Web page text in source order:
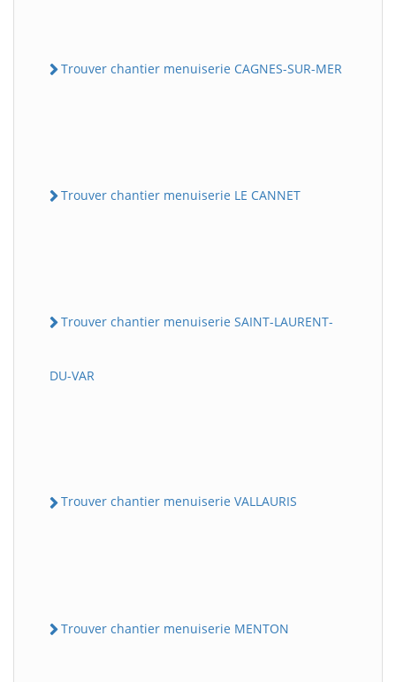
Trouver chantier menuiserie CAGNES-SUR-MER
Trouver chantier menuiserie LE CANNET
Trouver chantier menuiserie SAINT-LAURENT-
DU-VAR
Trouver chantier menuiserie VALLAURIS
Trouver chantier menuiserie MENTON